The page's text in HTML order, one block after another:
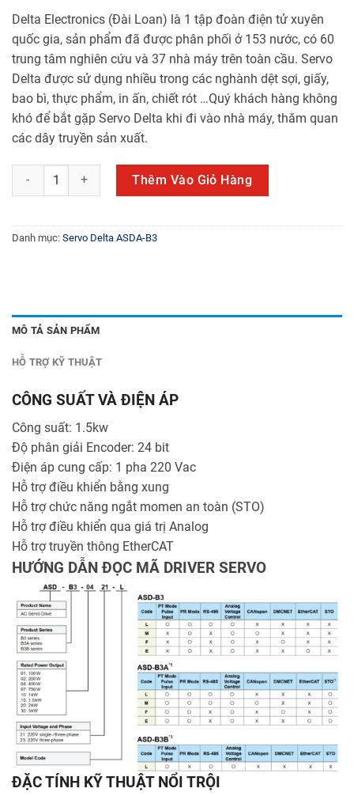
Delta Electronics (Đài Loan) là 1 tập đoàn điện tử xuyên
quốc gia, sản phẩm đã được phân phối ở 153 nước, có 60
trung tâm nghiên cứu và 37 nhà máy trên toàn cầu. Servo
Delta được sử dụng nhiều trong các nghành dệt sợi, giấy,
bao bì, thực phẩm, in ấn, chiết rót …Quý khách hàng không
khó để bắt gặp Servo Delta khi đi vào nhà máy, thăm quan
các dây truyền sản xuất.
ASD-B3A-1521-E số lượngThêm Vào Giỏ Hàng
Danh mục: Servo Delta ASDA-B3
MÔ TẢ SẢN PHẨM
HỖ TRỢ KỸ THUẬT
CÔNG SUẤT VÀ ĐIỆN ÁP
Công suất: 1.5kw
Độ phân giải Encoder: 24 bit
Điện áp cung cấp: 1 pha 220 Vac
Hỗ trợ điều khiển bằng xung
Hỗ trợ chức năng ngắt momen an toàn (STO)
Hỗ trợ điều khiển qua giá trị Analog
Hỗ trợ truyền thông EtherCAT
HƯỚNG DẪN ĐỌC MÃ DRIVER SERVO
ĐẶC TÍNH KỸ THUẬT NỔI TRỘI